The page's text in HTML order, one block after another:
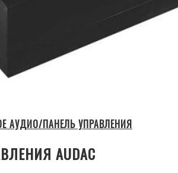
АУДИО/ПАНЕЛЬ УПРАВЛЕНИЯ
AUDAC